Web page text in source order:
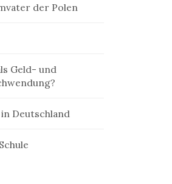
der Polen
Geld- und
Deutschland